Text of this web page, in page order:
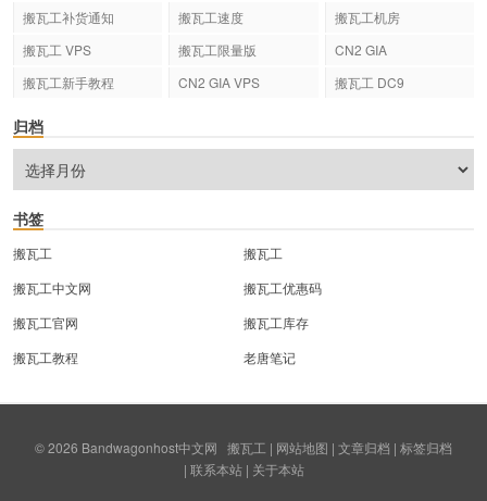
搬瓦工补货通知
搬瓦工速度
搬瓦工机房
搬瓦工 VPS
搬瓦工限量版
CN2 GIA
搬瓦工新手教程
CN2 GIA VPS 搬瓦工 DC9
归档
书签
搬瓦工
搬瓦工
搬瓦工中文网
搬瓦工优惠码
搬瓦工官网
搬瓦工库存
搬瓦工教程
老唐笔记
© 2026 Bandwagonhost中文网 搬瓦工 | 网站地图 | 文章归档 | 标签归档
| 联系本站| 关于本站